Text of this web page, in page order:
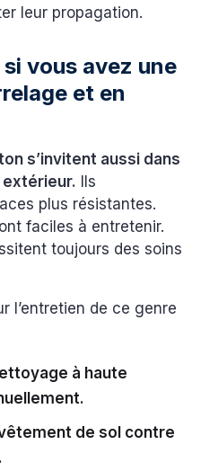
leur propagation.
vous avez une
et en
s’invitent aussi dans
Ils
plus résistantes.
faciles à entretenir.
toujours des soins
l’entretien de ce genre
à haute
de sol contre